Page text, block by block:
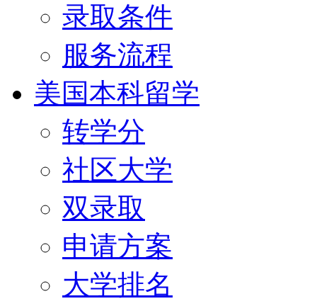
录取条件
服务流程
美国本科留学
转学分
社区大学
双录取
申请方案
大学排名